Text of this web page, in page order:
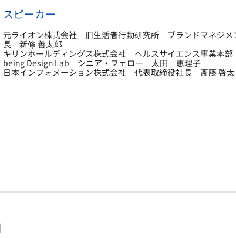
スピーカー
元ライオン株式会社 旧生活者行動研究所 ブランドマネジメ
長 新條 善太郎
キリンホールディングス株式会社 ヘルスサイエンス事業本
being Design Lab シニア・フェロー 太田 恵理子
日本インフォメーション株式会社 代表取締役社長 斎藤 啓太